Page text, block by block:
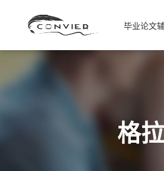
毕业论文
格